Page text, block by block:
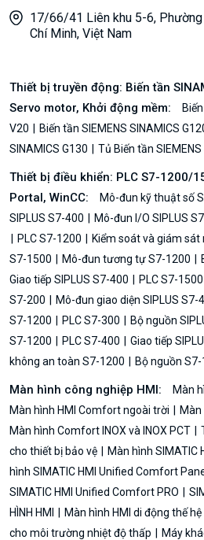
17/66/41 Liên khu 5-6, Phường
Chí Minh, Việt Nam
Thiết bị truyền động: Biến tần
Servo motor, Khởi động mềm:
V20
Biến tần SIEMENS SINAMICS
SINAMICS G130
Tủ Biến tần
Thiết bị điều khiển: PLC S7-1200/
Portal, WinCC:
Mô-đun kỹ thuật số
SIPLUS S7-400
Mô-đun I/O SIPLUS
PLC S7-1200
Kiểm soát và giám sát
S7-1500
Mô-đun tương tự S7-1200
Giao tiếp SIPLUS S7-400
PLC S7-1500
S7-200
Mô-đun giao diện SIPLUS S7-
S7-1200
PLC S7-300 Bộ nguồn
S7-1200
PLC S7-400 Giao tiếp
không an toàn S7-1200
Bộ nguồn
Màn hình công nghiệp HMI:
Màn
Màn hình HMI Comfort ngoài trời
Màn hình Comfort INOX và INOX PCT
cho thiết bị bảo vệ
Màn hình
hình SIMATIC HMI Unified Comfort
SIMATIC HMI Unified Comfort PRO
HÌNH HMI
Màn hình HMI di động thế
cho môi trường nhiệt độ thấp
Máy